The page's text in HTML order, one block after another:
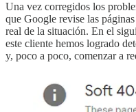
Una vez corregidos los
que Google revise las
real de la situación. En el
este cliente hemos logrado
y, poco a poco, comenzar a